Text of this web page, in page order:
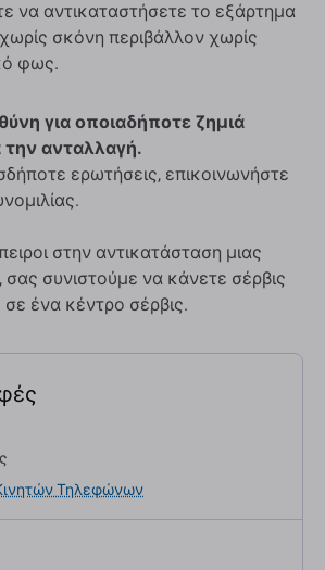
να αντικαταστήσετε το εξάρτημα
σκόνη περιβάλλον χωρίς
φως.
για οποιαδήποτε ζημιά
ανταλλαγή.
ερωτήσεις, επικοινωνήστε
στην αντικατάσταση μιας
σας συνιστούμε να κάνετε σέρβις
ένα κέντρο σέρβις.
Τηλεφώνων